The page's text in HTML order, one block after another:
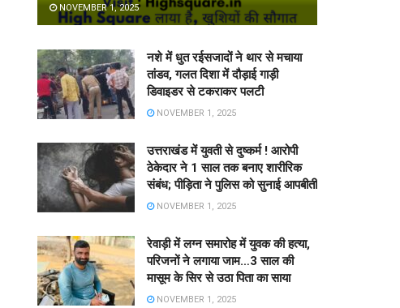
NOVEMBER 1, 2025
नशे में धुत रईसजादों ने थार से मचाया
तांडव, गलत दिशा में दौड़ाई गाड़ी
डिवाइडर से टकराकर पलटी
NOVEMBER 1, 2025
उत्तराखंड में युवती से दुष्कर्म ! आरोपी
ठेकेदार ने 1 साल तक बनाए शारीरिक
संबंध; पीड़िता ने पुलिस को सुनाई आपबीती
NOVEMBER 1, 2025
रेवाड़ी में लग्न समारोह में युवक की हत्या,
परिजनों ने लगाया जाम…3 साल की
मासूम के सिर से उठा पिता का साया
NOVEMBER 1, 2025